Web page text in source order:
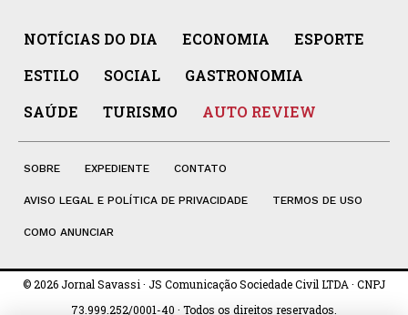
NOTÍCIAS DO DIA ECONOMIA
ESPORTE
ESTILO
SOCIAL
GASTRONOMIA
SAÚDE
TURISMO AUTO REVIEW
SOBRE EXPEDIENTE CONTATO
AVISO LEGAL E POLÍTICA DE PRIVACIDADE TERMOS DE USO
COMO ANUNCIAR
© 2026 Jornal Savassi · JS Comunicação Sociedade Civil LTDA · CNPJ
73.999.252/0001-40 · Todos os direitos reservados.